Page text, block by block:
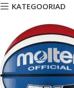
KATEGOORIAD